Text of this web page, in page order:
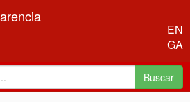
EN
GA
Buscar